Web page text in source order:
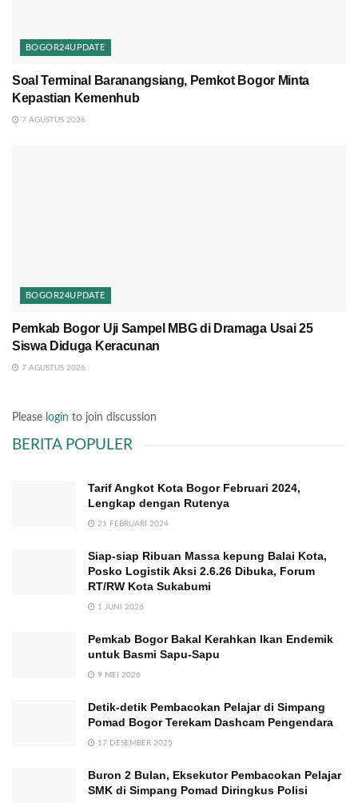
BOGOR24UPDATE
Soal Terminal Baranangsiang, Pemkot Bogor Minta
Kepastian Kemenhub
7 AGUSTUS 2026
BOGOR24UPDATE
Pemkab Bogor Uji Sampel MBG di Dramaga Usai 25
Siswa Diduga Keracunan
7 AGUSTUS 2026
Please login to join discussion
BERITA POPULER
Tarif Angkot Kota Bogor Februari 2024,
Lengkap dengan Rutenya
21 FEBRUARI 2024
Siap-siap Ribuan Massa kepung Balai Kota,
Posko Logistik Aksi 2.6.26 Dibuka, Forum
RT/RW Kota Sukabumi
1 JUNI 2026
Pemkab Bogor Bakal Kerahkan Ikan Endemik
untuk Basmi Sapu-Sapu
9 MEI 2026
Detik-detik Pembacokan Pelajar di Simpang
Pomad Bogor Terekam Dashcam Pengendara
17 DESEMBER 2025
Buron 2 Bulan, Eksekutor Pembacokan Pelajar
SMK di Simpang Pomad Diringkus Polisi